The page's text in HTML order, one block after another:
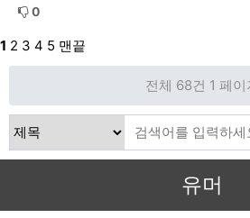
0
1 2 3 4 5 맨끝
전체 68건 1 페이
유머